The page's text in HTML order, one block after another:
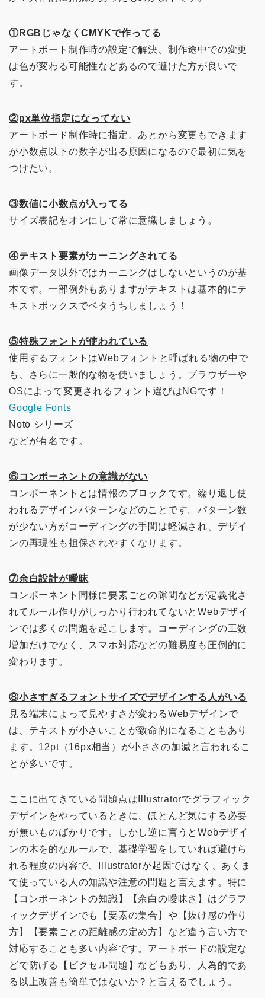
①RGBじゃなくCMYKで作ってる
アートボート制作時の設定で解決、制作途中での変更
は色が変わる可能性などあるので避けた方が良いで
す。
②px単位指定になってない
アートボード制作時に指定。あとから変更もできます
が小数点以下の数字が出る原因になるので最初に気を
つけたい。
③数値に小数点が入ってる
サイズ表記をオンにして常に意識しましょう。
④テキスト要素がカーニングされてる
画像データ以外ではカーニングはしないというのが基
本です。一部例外もありますがテキストは基本的にテ
キストボックスでベタうちしましょう！
⑤特殊フォントが使われている
使用するフォントはWebフォントと呼ばれる物の中で
も、さらに一般的な物を使いましょう。ブラウザーや
OSによって変更されるフォント選びはNGです！
Google Fonts
Noto シリーズ
などが有名です。
⑥コンポーネントの意識がない
コンポーネントとは情報のブロックです。繰り返し使
われるデザインパターンなどのことです。パターン数
が少ない方がコーディングの手間は軽減され、デザイ
ンの再現性も担保されやすくなります。
⑦余白設計が曖昧
コンポーネント同様に要素ごとの隙間などが定義化さ
れてルール作りがしっかり行われてないとWebデザイ
ンでは多くの問題を起こします。コーディングの工数
増加だけでなく、スマホ対応などの難易度も圧倒的に
変わります。
⑧小さすぎるフォントサイズでデザインする人がいる
見る端末によって見やすさが変わるWebデザインで
は、テキストが小さいことが致命的になることもあり
ます。12pt（16px相当）が小ささの加減と言われるこ
とが多いです。
ここに出てきている問題点はIllustratorでグラフィック
デザインをやっているときに、ほとんど気にする必要
が無いものばかりです。しかし逆に言うとWebデザイ
ンの木を的なルールで、基礎学習をしていれば避けら
れる程度の内容で、Illustratorが起因ではなく、あくま
で使っている人の知識や注意の問題と言えます。特に
【コンポーネントの知識】【余白の曖昧さ】はグラフ
ィックデザインでも【要素の集合】や【抜け感の作り
方】【要素ごとの距離感の定め方】など違う言い方で
対応することも多い内容です。アートボードの設定な
どで防げる【ピクセル問題】などもあり、人為的であ
る以上改善も簡単ではないか？と言えるでしょう。